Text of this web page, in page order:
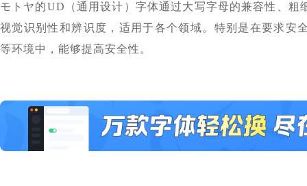
モトヤ的UD（通用设计）字体通过大写字母的兼容性、
视觉识别性和辨识度，适用于各个领域。特别是在要求安
等环境中，能够提高安全性。